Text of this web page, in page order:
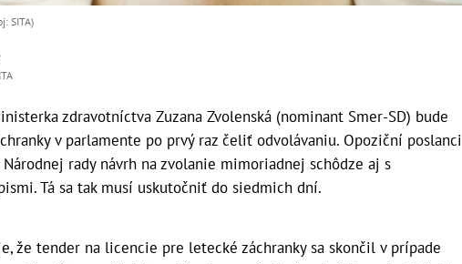
SITA)
zdravotníctva Zuzana Zvolenská (nominant Smer-SD) bude
v parlamente po prvý raz čeliť odvolávaniu. Opoziční poslanci
rady návrh na zvolanie mimoriadnej schôdze aj s
Tá sa tak musí uskutočniť do siedmich dní.
že tender na licencie pre letecké záchranky sa skončil v prípade